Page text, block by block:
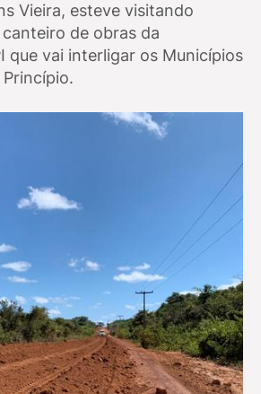
Vieira, esteve visitando
de obras da
que vai interligar os Municípios
Princípio.